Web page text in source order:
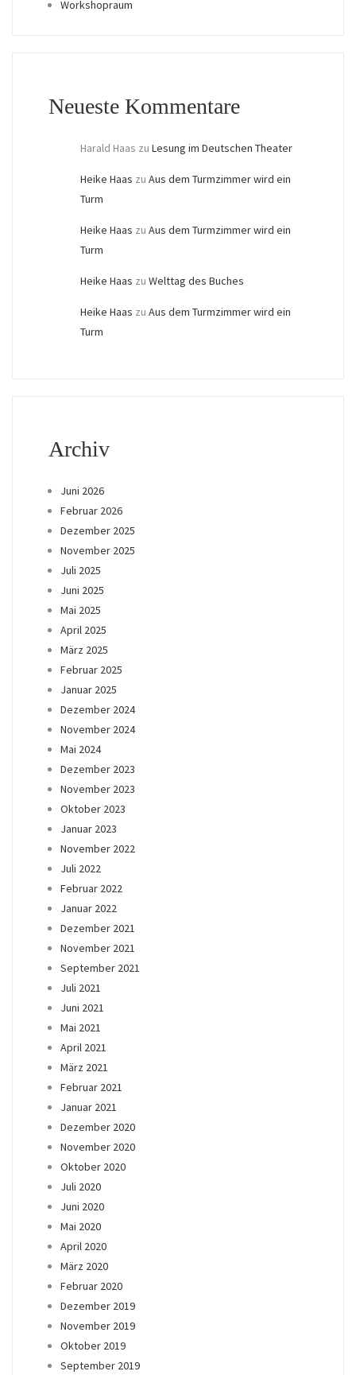
Workshopraum
Neueste Kommentare
Harald Haas zu Lesung im Deutschen Theater
Heike Haas zu Aus dem Turmzimmer wird ein
Turm
Heike Haas zu Aus dem Turmzimmer wird ein
Turm
Heike Haas zu Welttag des Buches
Heike Haas zu Aus dem Turmzimmer wird ein
Turm
Archiv
Juni 2026
Februar 2026
Dezember 2025
November 2025
Juli 2025
Juni 2025
Mai 2025
April 2025
März 2025
Februar 2025
Januar 2025
Dezember 2024
November 2024
Mai 2024
Dezember 2023
November 2023
Oktober 2023
Januar 2023
November 2022
Juli 2022
Februar 2022
Januar 2022
Dezember 2021
November 2021
September 2021
Juli 2021
Juni 2021
Mai 2021
April 2021
März 2021
Februar 2021
Januar 2021
Dezember 2020
November 2020
Oktober 2020
Juli 2020
Juni 2020
Mai 2020
April 2020
März 2020
Februar 2020
Dezember 2019
November 2019
Oktober 2019
September 2019